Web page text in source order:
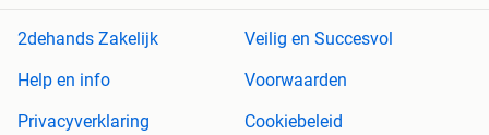
2dehands Zakelijk
Veilig en Succesvol
Help en info
Voorwaarden
Privacyverklaring
Cookiebeleid